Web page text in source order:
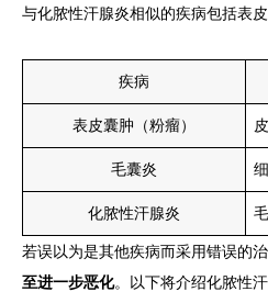
与化脓性汗腺炎相似的疾病包括表
疾病
表皮囊肿（粉瘤）
毛囊炎
化脓性汗腺炎
若误以为是其他疾病而采用错误的治
至进一步恶化。以下将介绍化脓性